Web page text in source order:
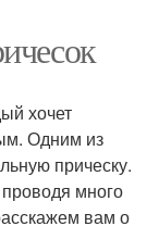
хочет
Одним из
прическу.
много
вам о